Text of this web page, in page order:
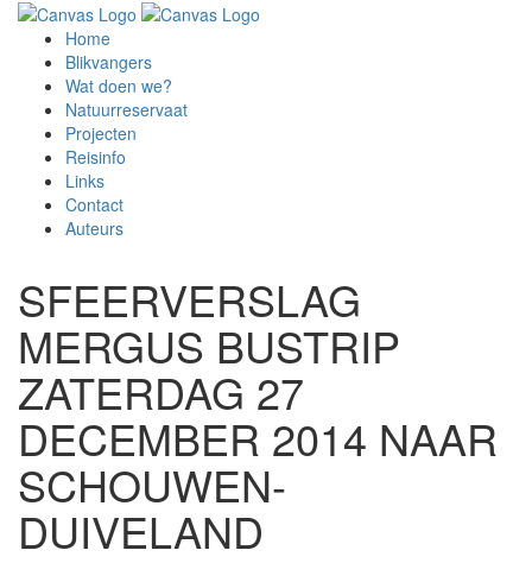
Home
Blikvangers
Wat doen we?
Natuurreservaat
Projecten
Reisinfo
Links
Contact
Auteurs
SFEERVERSLAG
MERGUS BUSTRIP
ZATERDAG 27
DECEMBER 2014 NAAR
SCHOUWEN-
DUIVELAND